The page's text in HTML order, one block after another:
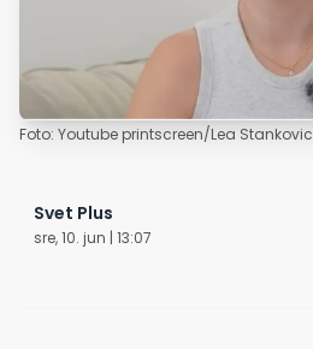
Foto: Youtube printscreen/Lea Stankovic
Svet Plus
sre, 10. jun | 13:07